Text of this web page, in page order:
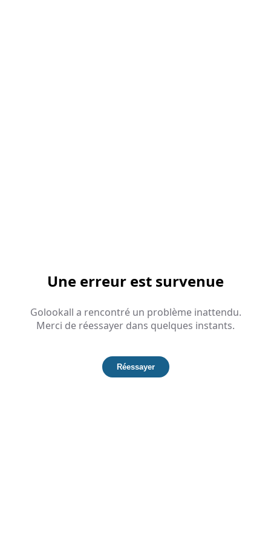
Une erreur est survenue
Golookall a rencontré un problème inattendu.
Merci de réessayer dans quelques instants.
Réessayer